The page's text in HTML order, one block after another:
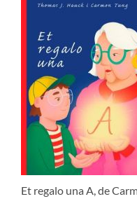
Et regalo una A, de